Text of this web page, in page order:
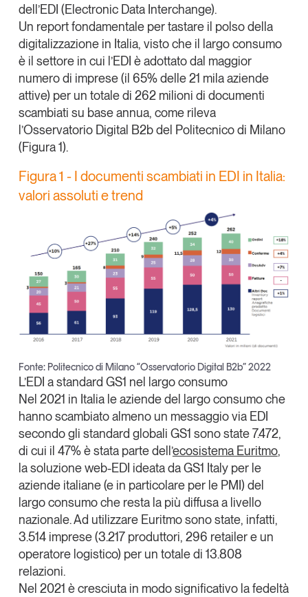
Un anno di
Tendenze
Leggi il magazine
Tendenze è il magazine di GS1 Italy che racconta in
modo indipendente il cambiamento e le sfide del largo
consumo e dell’economia a professionisti e
consumatori
Tendenze
GS1 Italy
dell’EDI (Electronic Data Interchange).
Un report fondamentale per tastare il polso della
digitalizzazione in Italia, visto che il largo consumo
è il settore in cui l’EDI è adottato dal maggior
numero di imprese(il 65% delle 21 mila aziende
attive) per un totale di 262 milioni di documenti
scambiati su base annua, come rileva
l’Osservatorio Digital B2b del Politecnico di Milano
(Figura 1).
Figura 1 - I documenti scambiati in EDI in Italia:
valori assoluti e trend
Fonte: Politecnico di Milano “Osservatorio Digital B2b” 2022
L’EDI a standard GS1 nel largo consumo
Nel 2021 in Italiale aziende del largo consumo che
hanno scambiato almeno un messaggio via EDI
secondo gli standard globali GS1 sono state 7.472,
di cui il 47%è stata parte dell’ecosistema Euritmo,
la soluzione web-EDI ideata da GS1 Italy per le
aziende italiane (e in particolare per le PMI) del
largo consumo che resta la più diffusa a livello
nazionale. Ad utilizzare Euritmo sono state, infatti,
3.514 imprese (3.217 produttori, 296 retailer e un
operatore logistico) per un totale di 13.808
relazioni.
Nel 2021 è cresciuta in modo significativo lafedeltà